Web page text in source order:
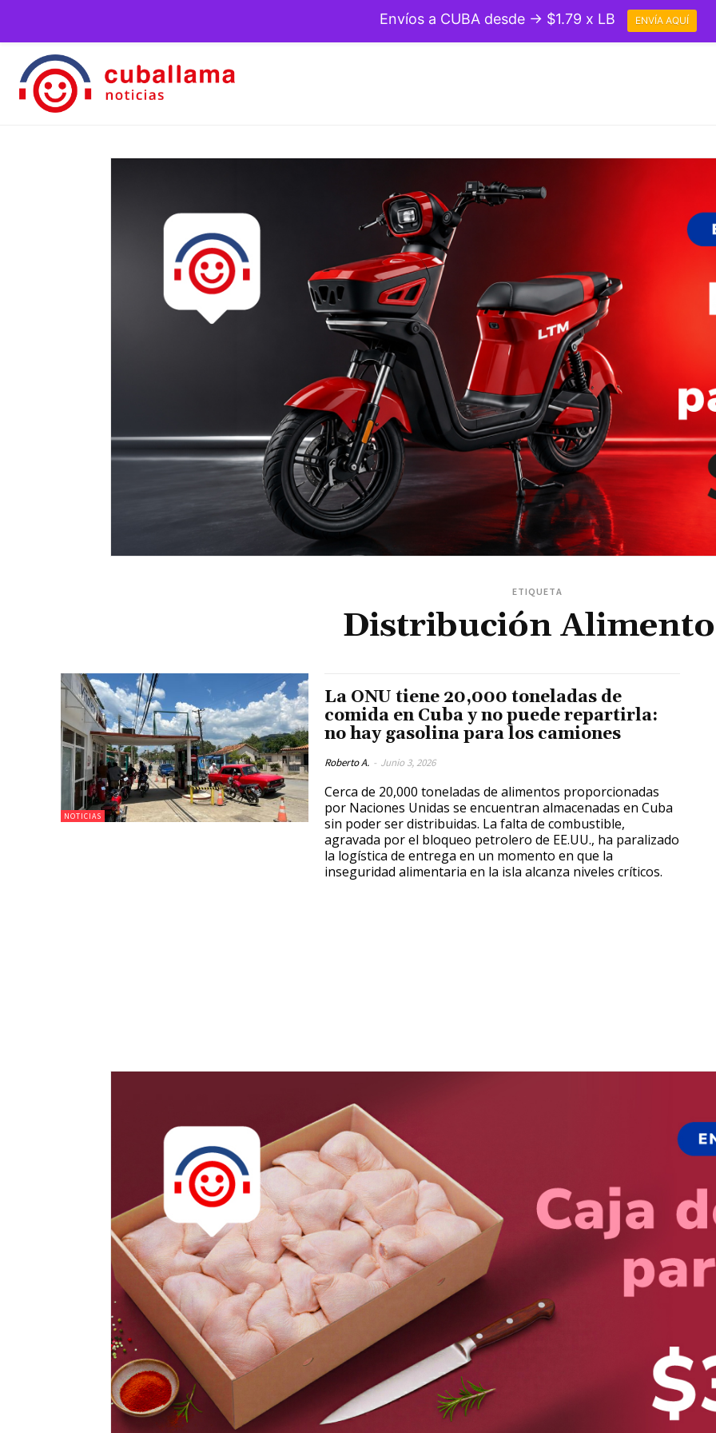
ETIQUETA
Distribución
NOTICIAS
La ONU tiene 20,000 toneladas de
comida en Cuba y no puede repartirla:
no hay gasolina para los camiones
Roberto A. - Junio 3, 2026
Cerca de 20,000 toneladas de alimentos proporcionadas
por Naciones Unidas se encuentran almacenadas en Cuba
sin poder ser distribuidas. La falta de combustible,
agravada por el bloqueo petrolero de EE.UU., ha paralizado
la logística de entrega en un momento en que la
inseguridad alimentaria en la isla alcanza niveles críticos.
Envíos a CUBA desde → $1.79 x LB ENVÍA AQUÍ